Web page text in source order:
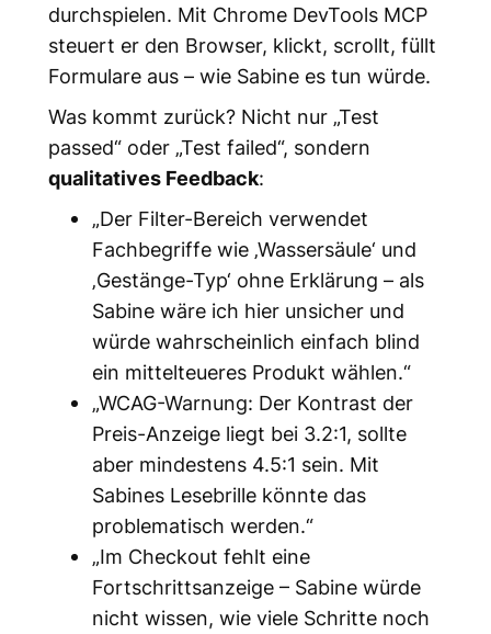
durchspielen. Mit Chrome DevTools MCP
steuert er den Browser, klickt, scrollt, füllt
Formulare aus – wie Sabine es tun würde.
Was kommt zurück? Nicht nur „Test
passed“ oder „Test failed“, sondern
qualitatives Feedback:
„Der Filter-Bereich verwendet
Fachbegriffe wie ‚Wassersäule‘ und
‚Gestänge-Typ‘ ohne Erklärung – als
Sabine wäre ich hier unsicher und
würde wahrscheinlich einfach blind
ein mittelteueres Produkt wählen.“
„WCAG-Warnung: Der Kontrast der
Preis-Anzeige liegt bei 3.2:1, sollte
aber mindestens 4.5:1 sein. Mit
Sabines Lesebrille könnte das
problematisch werden.“
„Im Checkout fehlt eine
Fortschrittsanzeige – Sabine würde
nicht wissen, wie viele Schritte noch